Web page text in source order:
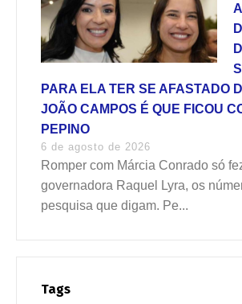
PARA ELA TER SE AFASTADO
JOÃO CAMPOS É QUE FICOU
PEPINO
6 de agosto de 2026
Romper com Márcia Conrado só
governadora Raquel Lyra, os
pesquisa que digam. Pe...
Tags